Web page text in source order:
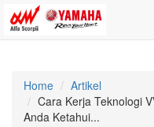
Home
Artikel
Cara Kerja Teknologi
Anda Ketahui...